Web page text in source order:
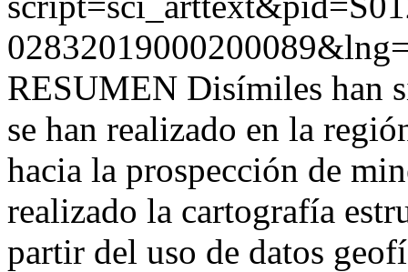
RESUMEN Disímiles han
se han realizado en la
hacia la prospección de
realizado la cartografía
partir del uso de datos